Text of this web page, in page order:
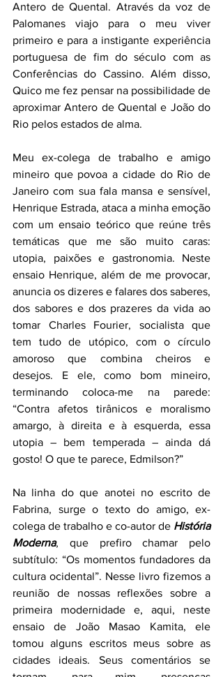
Antero de Quental. Através da voz de
Palomanes viajo para o meu viver
primeiro e para a instigante experiência
portuguesa de fim do século com as
Conferências do Cassino. Além disso,
Quico me fez pensar na possibilidade de
aproximar Antero de Quental e João do
Rio pelos estados de alma.
Meu ex-colega de trabalho e amigo
mineiro que povoa a cidade do Rio de
Janeiro com sua fala mansa e sensível,
Henrique Estrada, ataca a minha emoção
com um ensaio teórico que reúne três
temáticas que me são muito caras:
utopia, paixões e gastronomia. Neste
ensaio Henrique, além de me provocar,
anuncia os dizeres e falares dos saberes,
dos sabores e dos prazeres da vida ao
tomar Charles Fourier, socialista que
tem tudo de utópico, com o círculo
amoroso que combina cheiros e
desejos. E ele, como bom mineiro,
terminando coloca-me na parede:
“Contra afetos tirânicos e moralismo
amargo, à direita e à esquerda, essa
utopia – bem temperada – ainda dá
gosto! O que te parece, Edmilson?”
Na linha do que anotei no escrito de
Fabrina, surge o texto do amigo, ex-
colega de trabalho e co-autor de História
Moderna, que prefiro chamar pelo
subtítulo: “Os momentos fundadores da
cultura ocidental”. Nesse livro fizemos a
reunião de nossas reflexões sobre a
primeira modernidade e, aqui, neste
ensaio de João Masao Kamita, ele
tomou alguns escritos meus sobre as
cidades ideais. Seus comentários se